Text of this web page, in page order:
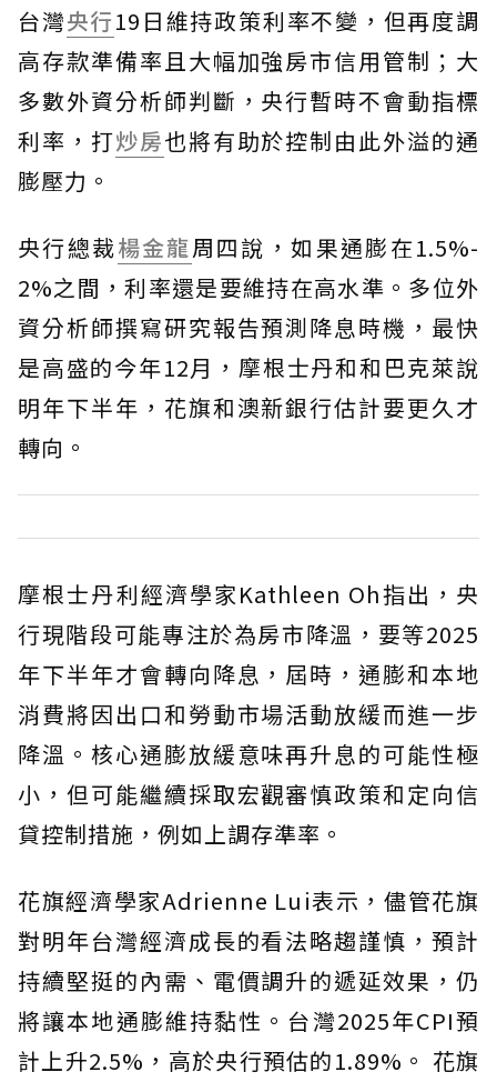
台灣央行19日維持政策利率不變，但再度調
高存款準備率且大幅加強房市信用管制；大
多數外資分析師判斷，央行暫時不會動指標
利率，打炒房也將有助於控制由此外溢的通
膨壓力。
央行總裁楊金龍周四說，如果通膨在1.5%-
2%之間，利率還是要維持在高水準。多位外
資分析師撰寫研究報告預測降息時機，最快
是高盛的今年12月，摩根士丹和和巴克萊說
明年下半年，花旗和澳新銀行估計要更久才
轉向。
摩根士丹利經濟學家Kathleen Oh指出，央
行現階段可能專注於為房市降溫，要等2025
年下半年才會轉向降息，屆時，通膨和本地
消費將因出口和勞動市場活動放緩而進一步
降溫。核心通膨放緩意味再升息的可能性極
小，但可能繼續採取宏觀審慎政策和定向信
貸控制措施，例如上調存準率。
花旗經濟學家Adrienne Lui表示，儘管花旗
對明年台灣經濟成長的看法略趨謹慎，預計
持續堅挺的內需、電價調升的遞延效果，仍
將讓本地通膨維持黏性。台灣2025年CPI預
計上升2.5%，高於央行預估的1.89%。 花旗